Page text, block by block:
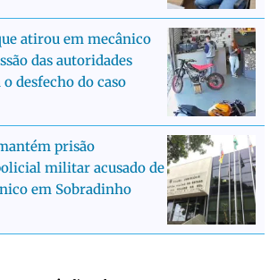
atirou em mecânico
das autoridades
desfecho do caso
prisão
militar acusado de
em Sobradinho